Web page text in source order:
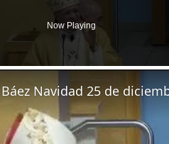
Now Playing
Navidad 25 de